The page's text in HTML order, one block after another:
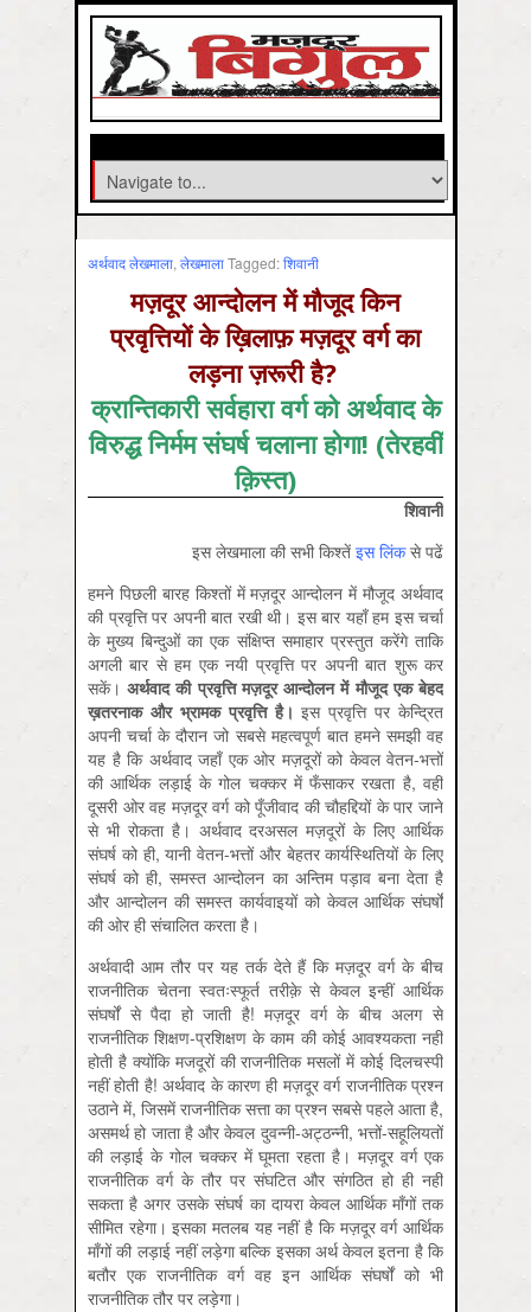
अर्थवाद लेखमाला, लेखमालाTagged:शिवानी
मज़दूर आन्दोलन में मौजूद किन
प्रवृत्तियों के ख़िलाफ़ मज़दूर वर्ग का
लड़ना ज़रूरी है?
क्रान्तिकारी सर्वहारा वर्ग को अर्थवाद के
विरुद्ध निर्मम संघर्ष चलाना होगा! (तेरहवीं
क़िस्त)
शिवानी
इस लेखमाला की सभी किश्‍तें इस लिंकसे पढें
हमने पिछली बारह किश्तों में मज़दूर आन्दोलन में मौजूद अर्थवाद
की प्रवृत्ति पर अपनी बात रखी थी। इस बार यहाँ हम इस चर्चा
के मुख्य बिन्दुओं का एक संक्षिप्त समाहार प्रस्तुत करेंगे ताकि
अगली बार से हम एक नयी प्रवृत्ति पर अपनी बात शुरू कर
सकें।अर्थवादकीप्रवृत्तिमज़दूरआन्दोलनमेंमौजूदएकबेहद
ख़तरनाक और भ्रामकप्रवृत्तिहै। इस प्रवृत्ति पर केन्द्रित
अपनी चर्चा के दौरान जो सबसे महत्वपूर्ण बात हमने समझी वह
यह है कि अर्थवाद जहाँ एक ओर मज़दूरों को केवल वेतन-भत्तों
की आर्थिक लड़ाई के गोल चक्कर में फँसाकर रखता है, वहीं
दूसरी ओर वह मज़दूर वर्ग को पूँजीवाद की चौहद्दियों के पार जाने
से भी रोकता है। अर्थवाद दरअसल मज़दूरों के लिए आर्थिक
संघर्ष को ही, यानी वेतन-भत्तों और बेहतर कार्यस्थितियों के लिए
संघर्ष को ही, समस्त आन्दोलन का अन्तिम पड़ाव बना देता है
और आन्दोलन की समस्त कार्यवाइयों को केवल आर्थिक संघर्षों
की ओर ही संचालित करता है।
अर्थवादी आम तौर पर यह तर्क देते हैं कि मज़दूर वर्ग के बीच
राजनीतिक चेतना स्वतःस्फूर्त तरीक़े से केवल इन्हीं आर्थिक
संघर्षों से पैदा हो जाती है! मज़दूर वर्ग के बीच अलग से
राजनीतिक शिक्षण-प्रशिक्षण के काम की कोई आवश्यकता नहीं
होती है क्योंकि मजदूरों की राजनीतिक मसलों में कोई दिलचस्पी
नहीं होती है! अर्थवाद के कारण ही मज़दूर वर्ग राजनीतिक प्रश्न
उठाने में, जिसमें राजनीतिक सत्ता का प्रश्न सबसे पहले आता है,
असमर्थ हो जाता है और केवल दुवन्नी-अट्ठन्नी, भत्तों-सहूलियतों
की लड़ाई के गोल चक्कर में घूमता रहता है। मज़दूर वर्ग एक
राजनीतिक वर्ग के तौर पर संघटित और संगठित हो ही नहीं
सकता है अगर उसके संघर्ष का दायरा केवल आर्थिक माँगों तक
सीमित रहेगा। इसका मतलब यह नहीं है कि मज़दूर वर्ग आर्थिक
माँगों की लड़ाई नहीं लड़ेगा बल्कि इसका अर्थ केवल इतना है कि
बतौर एक राजनीतिक वर्ग वह इन आर्थिक संघर्षों को भी
राजनीतिक तौर पर लड़ेगा।